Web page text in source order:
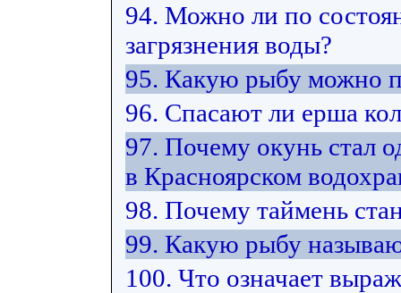
94. Можно ли по
загрязнения воды?
95. Какую рыбу можно
96. Спасают ли ерша
97. Почему окунь стал
в Красноярском
98. Почему таймень
99. Какую рыбу
100. Что означает